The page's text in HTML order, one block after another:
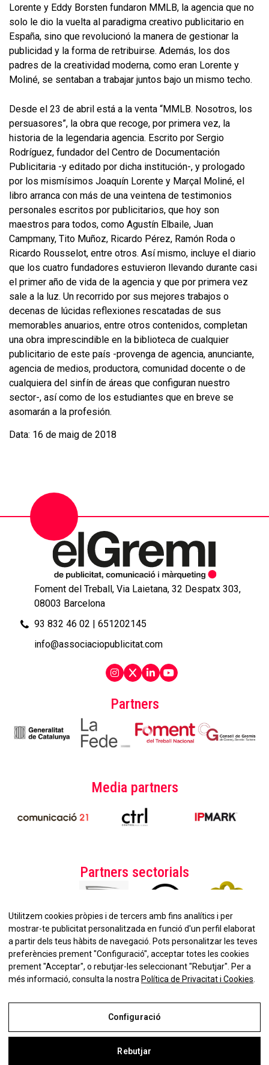
Lorente y Eddy Borsten fundaron MMLB, la agencia que no
solo le dio la vuelta al paradigma creativo publicitario en
España, sino que revolucionó la manera de gestionar la
publicidad y la forma de retribuirse. Además, los dos
padres de la creatividad moderna, como eran Lorente y
Moliné, se sentaban a trabajar juntos bajo un mismo techo.
Desde el 23 de abril está a la venta “MMLB. Nosotros, los
persuasores”, la obra que recoge, por primera vez, la
historia de la legendaria agencia. Escrito por Sergio
Rodríguez, fundador del Centro de Documentación
Publicitaria -y editado por dicha institución-, y prologado
por los mismísimos Joaquín Lorente y Marçal Moliné, el
libro arranca con más de una veintena de testimonios
personales escritos por publicitarios, que hoy son
maestros para todos, como Agustín Elbaile, Juan
Campmany, Tito Muñoz, Ricardo Pérez, Ramón Roda o
Ricardo Rousselot, entre otros. Así mismo, incluye el diario
que los cuatro fundadores estuvieron llevando durante casi
el primer año de vida de la agencia y que por primera vez
sale a la luz. Un recorrido por sus mejores trabajos o
decenas de lúcidas reflexiones rescatadas de sus
memorables anuarios, entre otros contenidos, completan
una obra imprescindible en la biblioteca de cualquier
publicitario de este país -provenga de agencia, anunciante,
agencia de medios, productora, comunidad docente o de
cualquiera del sinfín de áreas que configuran nuestro
sector-, así como de los estudiantes que en breve se
asomarán a la profesión.
Data: 16 de maig de 2018
Partners
Media partners
Partners sectorials
Foment del Treball, Via Laietana, 32 Despatx 303,
08003 Barcelona
93 832 46 02 | 651202145
info@associaciopublicitat.com
No et perdis la nostra
Utilitzem cookies pròpies i de tercers amb fins analítics i per
mostrar-te publicitat personalitzada en funció d'un perfil elaborat
a partir dels teus hàbits de navegació. Pots personalitzar les teves
preferències prement "Configuració", acceptar totes les cookies
prement "Acceptar", o rebutjar-les seleccionant "Rebutjar". Per a
més informació, consulta la nostra Política de Privacitat i Cookies
Configuració
Rebutjar
Avís Legal